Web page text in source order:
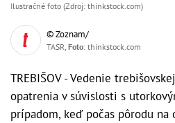
Ilustračné foto (Zdroj: thinkstock.com)
© Zoznam/
TASR, Foto: thinkstock.com
TREBIŠOV - Vedenie
opatrenia v súvislosti s
prípadom, keď počas pôrodu na